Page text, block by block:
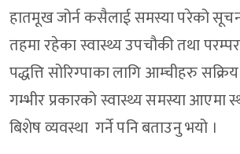
हातमूख जोर्न कसैलाई समस्या परेको
तहमा रहेका स्वास्थ्य उपचौकी तथा
पद्धत्ति सोरिग्पाका लागि आम्चीहरु
गम्भीर प्रकारको स्वास्थ्य समस्या आएमा
बिशेष व्यवस्था गर्ने पनि बताउनु भयो ।